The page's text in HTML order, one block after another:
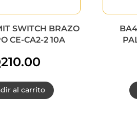
SWITCH BRAZO
CE-CA2-2 10A
210.00
al carrito